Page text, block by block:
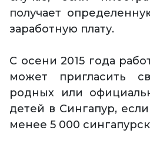
получает
заработную плату.
С осени 2015 года
может пригласить
родных или
детей в Сингапур,
менее 5 000